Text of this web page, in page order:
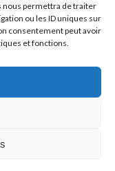
nous permettra de traiter
ou les ID uniques sur
consentement peut avoir
et fonctions.